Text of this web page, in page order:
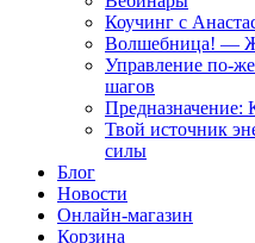
Коучинг с
Волшебница! —
Управление по-
шагов
Предназначение:
Твой источник
силы
Блог
Новости
Онлайн-магазин
Корзина